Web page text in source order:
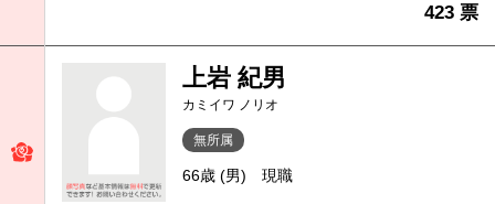
423 票
上岩 紀男
カミイワ ノリオ
無所属
66歳 (男) 現職